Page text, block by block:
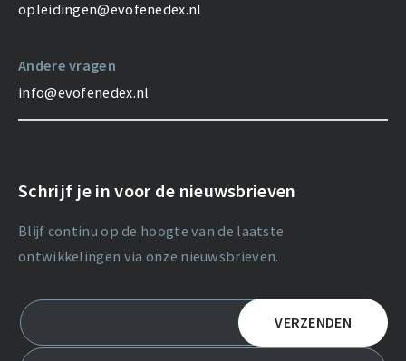
opleidingen@evofenedex.nl
Andere vragen
info@evofenedex.nl
Schrijf je in voor de nieuwsbrieven
Blijf continu op de hoogte van de laatste
ontwikkelingen via onze nieuwsbrieven.